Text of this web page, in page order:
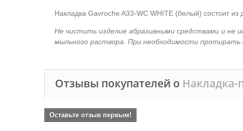
Накладка Gavroche A33-WC WHITE (белый) состоит
Не чистить изделие абразивными средствами и не
мыльного раствора. При необходимости протирать
Отзывы покупателей о Накладка-
Оставьте отзыв первым!